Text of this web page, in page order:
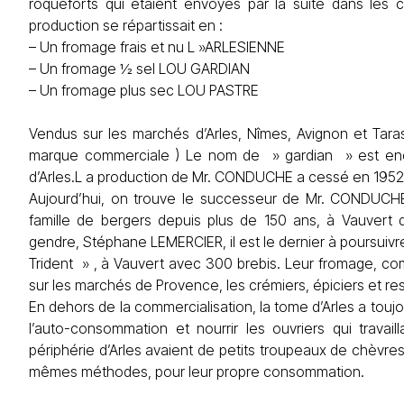
roqueforts qui étaient envoyés par la suite dans les
production se répartissait en :
– Un fromage frais et nu L »ARLESIENNE
– Un fromage ½ sel LOU GARDIAN
– Un fromage plus sec LOU PASTRE
Vendus sur les marchés d’Arles, Nîmes, Avignon et
marque commerciale ) Le nom de » gardian » est
d’Arles.L a production de Mr. CONDUCHE a cessé en
Aujourd’hui, on trouve le successeur de Mr.
famille de bergers depuis plus de 150 ans, à
gendre, Stéphane LEMERCIER, il est le dernier à
Trident » , à Vauvert avec 300 brebis. Leur fromage,
sur les marchés de Provence, les crémiers, épiciers et
En dehors de la commercialisation, la tome d’Arles a
l’auto-consommation et nourrir les ouvriers qui
périphérie d’Arles avaient de petits troupeaux de
mêmes méthodes, pour leur propre consommation.